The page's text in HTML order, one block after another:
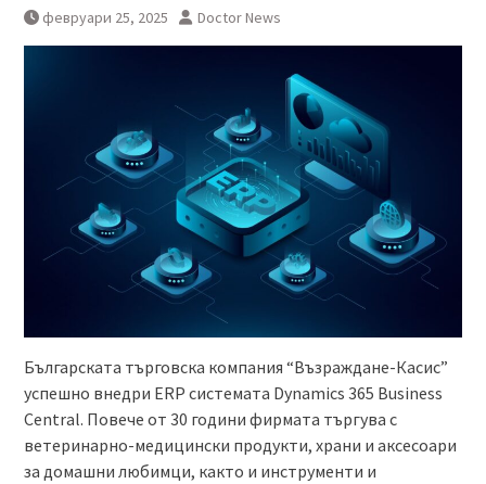
февруари 25, 2025 Doctor News
Българската търговска компания “Възраждане-Касис”
успешно внедри ERP системата Dynamics 365 Business
Central. Повече от 30 години фирмата търгува с
ветеринарно-медицински продукти, храни и аксесоари
за домашни любимци, както и инструменти и